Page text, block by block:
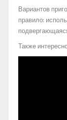
Вариантов
правило:
Также